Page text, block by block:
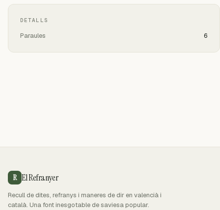
DETALLS
Paraules 6
R El Refranyer
Recull de dites, refranys i maneres de dir en valencià i
català. Una font inesgotable de saviesa popular.